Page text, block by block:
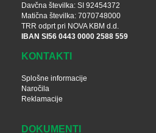
Davčna številka: SI 92454372
Matična številka: 7070748000
TRR odprt pri NOVA KBM d.d.
IBAN SI56 0443 0000 2588 559
KONTAKTI
Splošne informacije
Naročila
Reklamacije
DOKUMENTI